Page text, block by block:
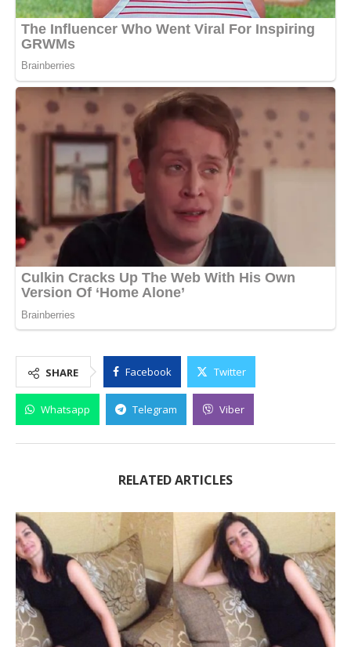
SHARE Facebook Twitter
Whatsapp Telegram Viber
RELATED ARTICLES